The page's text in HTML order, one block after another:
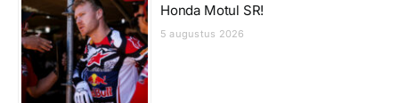
Honda Motul SR!
5 augustus 2026